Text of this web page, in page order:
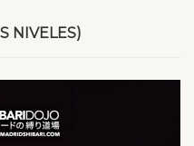
NIVELES)